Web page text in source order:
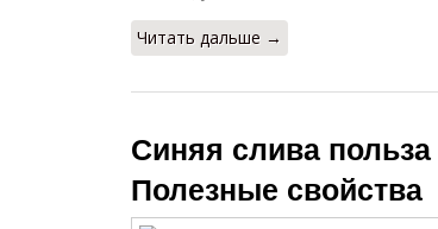
Читать дальше →
Синяя слива
Полезные свойства